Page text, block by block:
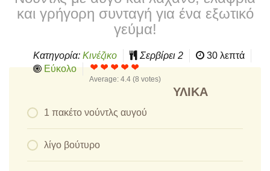
και γρήγορη συνταγή για ένα εξωτικό
γεύμα!
Κατηγορία: Κινέζικο Σερβίρει 2
30 λεπτά
Εύκολο
Average: 4.4 (8 votes)
ΥΛΙΚΆ
1 πακέτο νούντλς αυγού
λίγο βούτυρο